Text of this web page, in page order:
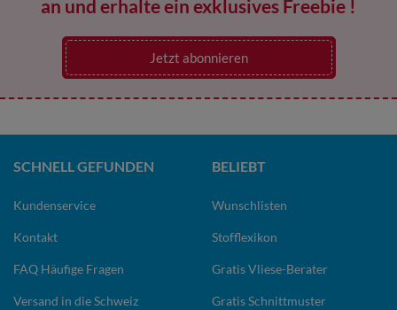
an und erhalte ein exklusives Freebie !
Jetzt abonnieren
SCHNELL GEFUNDEN
Kundenservice
Kontakt
FAQ Häufige Fragen
Versand in die Schweiz
BELIEBT
Wunschlisten
Stofflexikon
Gratis Vliese-Berater
Gratis Schnittmuster